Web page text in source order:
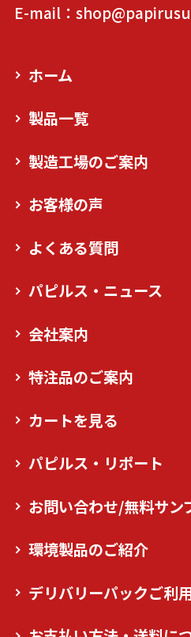
E-mail：
ホーム
製品一覧
製造工場のご案内
お客様の声
よくある質問
パピルス・ニュース
会社案内
特注品のご案内
カートを見る
パピルス・リポート
お問い合わせ/無料サン
環境製品のご紹介
デリバリーパックご利